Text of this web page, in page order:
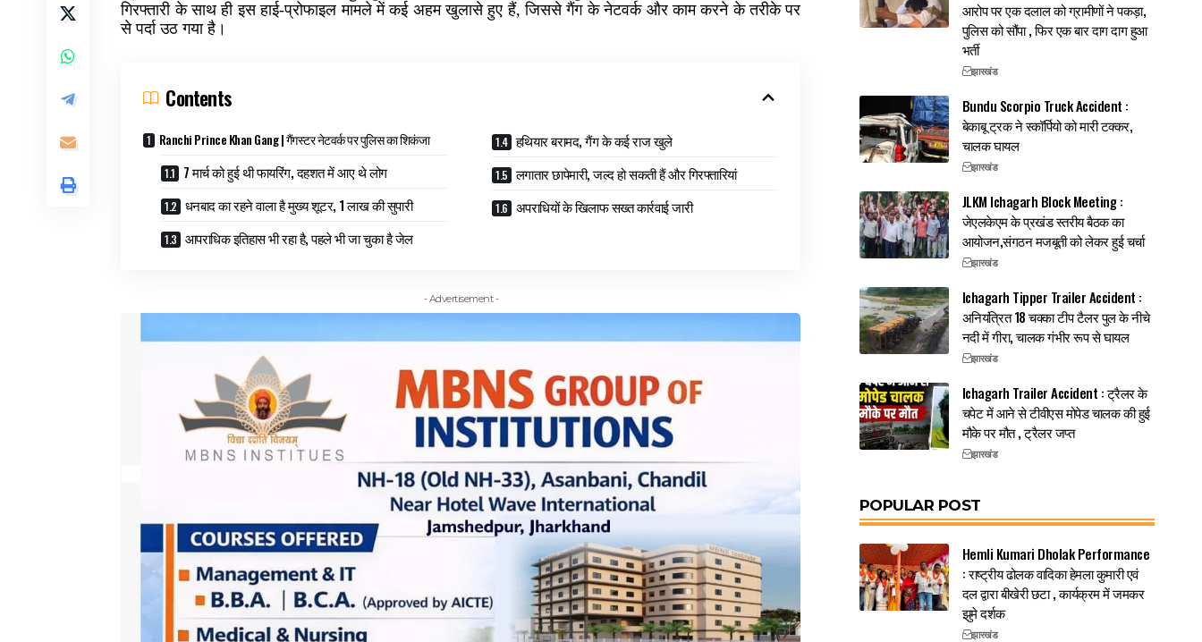
गिरफ्तारी के साथ ही इस हाई-प्रोफाइल मामले में कई अहम खुलासे हुए हैं, जिससे गैंग के नेटवर्क और काम करने के तरीके पर
से पर्दा उठ गया है।
Contents
Ranchi Prince Khan Gang | गैंगस्टर नेटवर्क पर पुलिस का शिकंजा
7 मार्च को हुई थी फायरिंग, दहशत में आए थे लोग
धनबाद का रहने वाला है मुख्य शूटर, 1 लाख की सुपारी
आपराधिक इतिहास भी रहा है, पहले भी जा चुका है जेल
हथियार बरामद, गैंग के कई राज खुले
लगातार छापेमारी, जल्द हो सकती हैं और गिरफ्तारियां
अपराधियों के खिलाफ सख्त कार्रवाई जारी
- Advertisement -
आरोप पर एक दलाल को ग्रामीणों ने पकड़ा,
पुलिस को सौंपा , फिर एक बार दाग दाग हुआ
भर्ती
झारखंड
Bundu Scorpio Truck Accident :
बेकाबू ट्रक ने स्कॉर्पियो को मारी टक्कर,
चालक घायल
झारखंड
JLKM Ichagarh Block Meeting :
जेएलकेएम के प्रखंड स्तरीय बैठक का
आयोजन,संगठन मजबूती को लेकर हुई चर्चा
झारखंड
Ichagarh Tipper Trailer Accident :
अनियंत्रित 18 चक्का टीप टैलर पुल के नीचे
नदी में गीरा, चालक गंभीर रूप से घायल
झारखंड
Ichagarh Trailer Accident : ट्रैलर के
चपेट में आने से टीवीएस मोपेड चालक की हुई
मौके पर मौत , ट्रैलर जप्त
झारखंड
POPULAR POST
Hemli Kumari Dholak Performance
: राष्ट्रीय ढोलक वादिका हेमला कुमारी एवं
दल द्वारा बीखेरी छटा , कार्यक्रम में जमकर
झुमे दर्शक
झारखंड